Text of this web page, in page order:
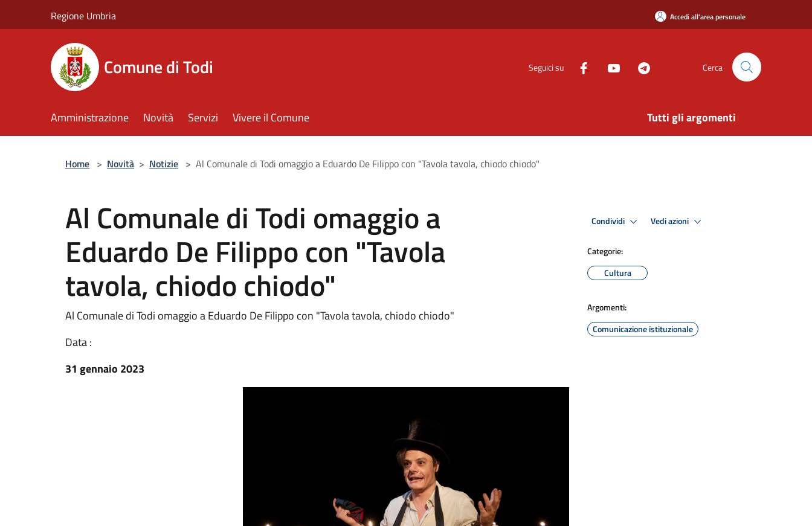
Regione Umbria Accedi all'area personale
Comune di Todi Seguici su Cerca
Amministrazione Novità Servizi Vivere il Comune Tutti gli argomenti
Home > Novità > Notizie > Al Comunale di Todi omaggio a Eduardo De Filippo con "Tavola tavola, chiodo chiodo"
Al Comunale di Todi omaggio a
Eduardo De Filippo con "Tavola
tavola, chiodo chiodo"
Al Comunale di Todi omaggio a Eduardo De Filippo con "Tavola tavola, chiodo chiodo"
Data :
31 gennaio 2023
Condividi Vedi azioni
Categorie:
Cultura
Argomenti:
Comunicazione istituzionale